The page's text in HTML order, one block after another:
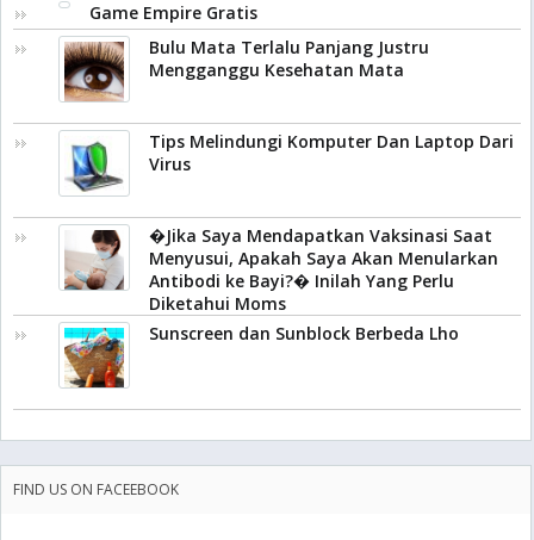
Game Empire Gratis
Bulu Mata Terlalu Panjang Justru
Mengganggu Kesehatan Mata
Tips Melindungi Komputer Dan Laptop Dari
Virus
�Jika Saya Mendapatkan Vaksinasi Saat
Menyusui, Apakah Saya Akan Menularkan
Antibodi ke Bayi?� Inilah Yang Perlu
Diketahui Moms
Sunscreen dan Sunblock Berbeda Lho
FIND US ON FACEEBOOK